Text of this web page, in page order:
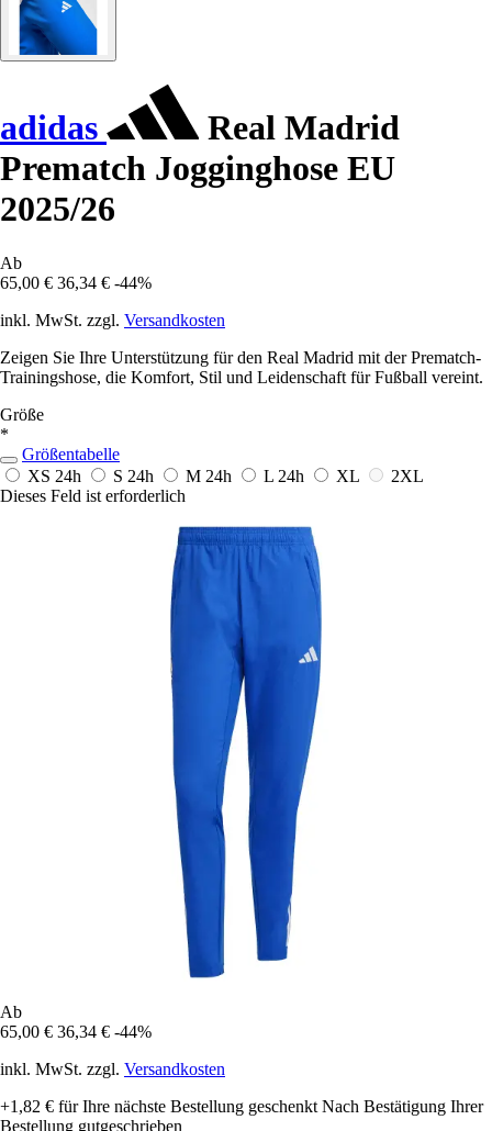
adidas
Real Madrid
Prematch Jogginghose EU
2025/26
Ab
65,00 € 36,34 € -44%
inkl. MwSt. zzgl. Versandkosten
Zeigen Sie Ihre Unterstützung für den Real Madrid mit der Prematch-
Trainingshose, die Komfort, Stil und Leidenschaft für Fußball vereint.
Größe
*
Größentabelle
XS 24h S 24h M 24h L 24h XL
2XL
Dieses Feld ist erforderlich
Ab
65,00 € 36,34 € -44%
inkl. MwSt. zzgl. Versandkosten
+1,82 € für Ihre nächste Bestellung geschenkt Nach Bestätigung Ihrer
Bestellung gutgeschrieben